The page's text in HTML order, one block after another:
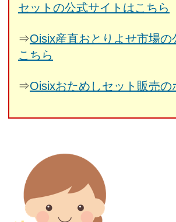
セットの公式サイトはこちら
⇒Oisix産直おとりよせ市場の
こちら
⇒Oisixおためしセット販売の